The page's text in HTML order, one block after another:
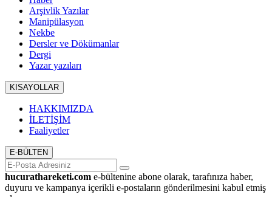
Arşivlik Yazılar
Manipülasyon
Nekbe
Dersler ve Dökümanlar
Dergi
Yazar yazıları
KISAYOLLAR
HAKKIMIZDA
İLETİŞİM
Faaliyetler
E-BÜLTEN
hucurathareketi.com e-bültenine abone olarak, tarafınıza haber,
duyuru ve kampanya içerikli e-postaların gönderilmesini kabul etmiş